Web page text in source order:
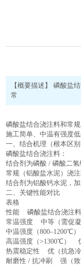
【概要描述】 磷酸盐
常
磷酸盐结合浇注料和常
施工简单、中温有强度低
一、结合机理（根本区别
磷酸盐结合浇注料：
结合剂为磷酸 / 磷酸二
常规（铝酸盐水泥）浇注
结合剂为铝酸钙水泥，
二、关键性能对比
表格
性能 磷酸盐结合浇注
常温强度 中等（需促
中温强度（800–1200℃
高温强度（>1300℃）
热震稳定性 优（抗急
耐磨性 / 抗冲刷 强（致